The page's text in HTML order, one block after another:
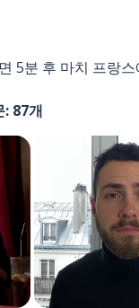
5분 후 마치 프랑
: 87개